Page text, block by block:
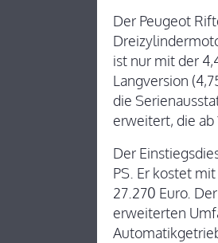
Der Peugeot
ist nur mit der
Langversion
die
erweitert, die ab
Der
PS. Er kostet
27.270 Euro.
erweiterten